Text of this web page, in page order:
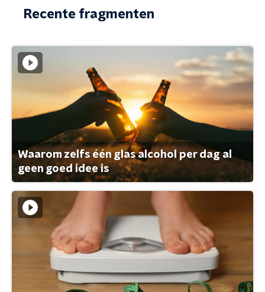
Recente fragmenten
Waarom zelfs één glas alcohol per dag al
geen goed idee is